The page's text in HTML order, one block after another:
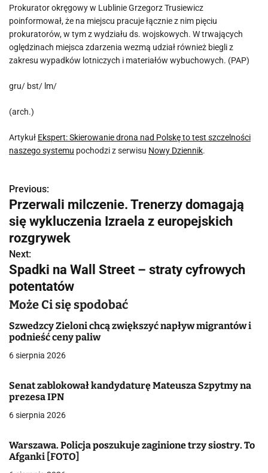
Prokurator okręgowy w Lublinie Grzegorz Trusiewicz
poinformował, że na miejscu pracuje łącznie z nim pięciu
prokuratorów, w tym z wydziału ds. wojskowych. W trwających
oględzinach miejsca zdarzenia wezmą udział również biegli z
zakresu wypadków lotniczych i materiałów wybuchowych. (PAP)
gru/ bst/ lm/
(arch.)
Artykuł Ekspert: Skierowanie drona nad Polskę to test szczelności
naszego systemu pochodzi z serwisu Nowy Dziennik.
N
a
w
i
g
a
c
j
w
p
i
s
Previous:
Przerwali milczenie. Trenerzy domagają
się wykluczenia Izraela z europejskich
rozgrywek
Next:
Spadki na Wall Street – straty cyfrowych
potentatów
Może Ci się spodobać
Szwedzcy Zieloni chcą zwiększyć napływ migrantów i
podnieść ceny paliw
6 sierpnia 2026
Senat zablokował kandydaturę Mateusza Szpytmy na
prezesa IPN
6 sierpnia 2026
Warszawa. Policja poszukuje zaginione trzy siostry. To
Afganki [FOTO]